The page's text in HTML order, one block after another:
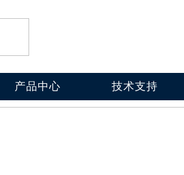
产品中心 技术支持